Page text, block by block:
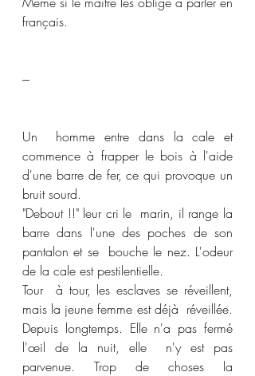
français.
---
Un  homme entre dans la cale et
commence à frapper le bois à l'aide
d'une barre de fer, ce qui provoque un
bruit sourd.
"Debout !!" leur cri le  marin, il range la
barre dans l'une des poches de son
pantalon et se  bouche le nez. L'odeur
de la cale est pestilentielle.
Tour  à tour, les esclaves se réveillent,
mais la jeune femme est déjà  réveillée.
Depuis longtemps. Elle n'a pas fermé
l'œil de la nuit, elle  n'y est pas
parvenue. Trop de choses la